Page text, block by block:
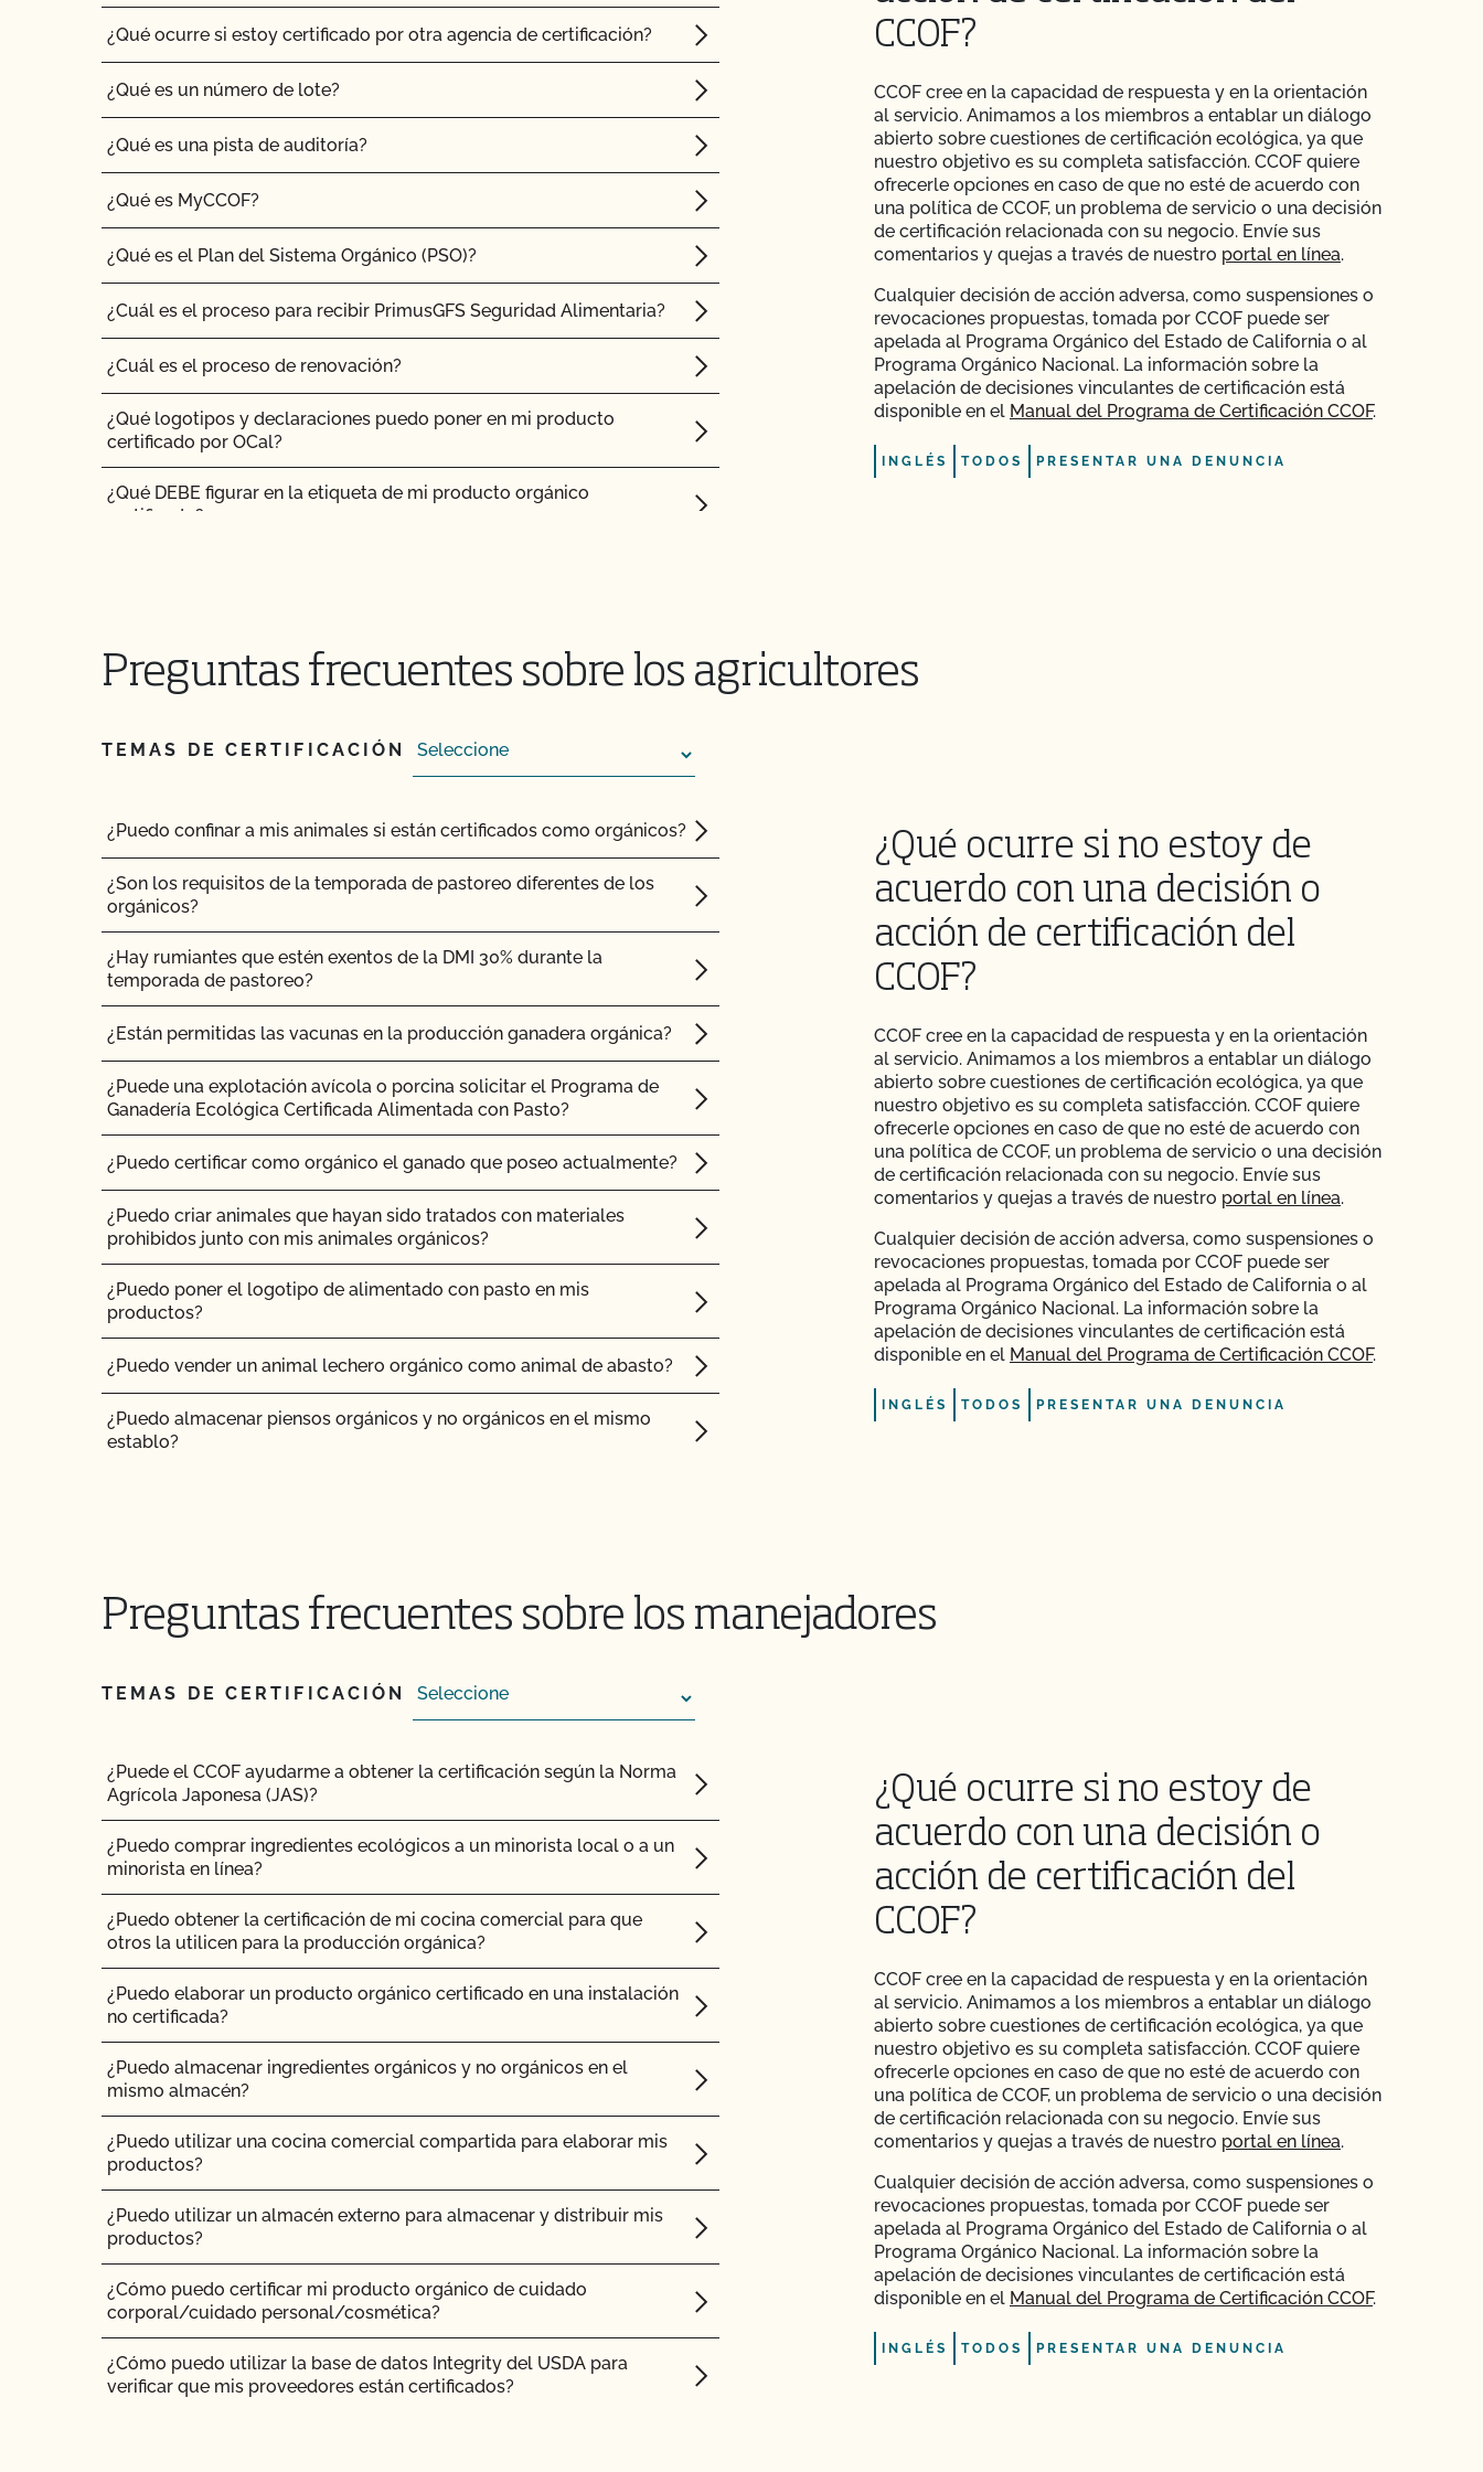
¿Qué ocurre si estoy certificado por otra agencia de certificación?
¿Qué es un número de lote?
¿Qué es una pista de auditoría?
¿Qué es MyCCOF?
¿Qué es el Plan del Sistema Orgánico (PSO)?
¿Cuál es el proceso para recibir PrimusGFS Seguridad Alimentaria?
¿Cuál es el proceso de renovación?
¿Qué logotipos y declaraciones puedo poner en mi producto
certificado por OCal?
¿Qué DEBE figurar en la etiqueta de mi producto orgánico
certificado?
el mantenimiento de registros?
¿Qué ocurrirá en mi inspección orgánica?
¿Qué/quién es la GFSI y por qué es importante?
¿Qué/quién es PrimusGFS?
¿Cuándo debo actualizar mi Plan de Sistema Orgánico (PSO)?
¿Qué norma Primus GFS es la mejor para mi empresa?
¿Quién puede solicitar la certificación OCal?
¿Quién debe inscribirse en el Programa Orgánico del Estado de
California (SOP)?
¿Por qué necesito una inspección orgánica?
¿Por qué debería certificarme con el CCOF?
CCOF?
CCOF cree en la capacidad de respuesta y en la orientación
al servicio. Animamos a los miembros a entablar un diálogo
abierto sobre cuestiones de certificación ecológica, ya que
nuestro objetivo es su completa satisfacción. CCOF quiere
ofrecerle opciones en caso de que no esté de acuerdo con
una política de CCOF, un problema de servicio o una decisión
de certificación relacionada con su negocio. Envíe sus
comentarios y quejas a través de nuestro portal en línea.
Cualquier decisión de acción adversa, como suspensiones o
revocaciones propuestas, tomada por CCOF puede ser
apelada al Programa Orgánico del Estado de California o al
Programa Orgánico Nacional. La información sobre la
apelación de decisiones vinculantes de certificación está
disponible en el Manual del Programa de Certificación CCOF.
INGLÉS TODOS PRESENTAR UNA DENUNCIA
Preguntas frecuentes sobre los agricultores
TEMAS DE CERTIFICACIÓN
¿Puedo confinar a mis animales si están certificados como orgánicos?
¿Son los requisitos de la temporada de pastoreo diferentes de los
orgánicos?
¿Hay rumiantes que estén exentos de la DMI 30% durante la
temporada de pastoreo?
¿Están permitidas las vacunas en la producción ganadera orgánica?
¿Puede una explotación avícola o porcina solicitar el Programa de
Ganadería Ecológica Certificada Alimentada con Pasto?
¿Puedo certificar como orgánico el ganado que poseo actualmente?
¿Puedo criar animales que hayan sido tratados con materiales
prohibidos junto con mis animales orgánicos?
¿Puedo poner el logotipo de alimentado con pasto en mis
productos?
¿Puedo vender un animal lechero orgánico como animal de abasto?
¿Puedo almacenar piensos orgánicos y no orgánicos en el mismo
establo?
¿Puedo utilizar antibióticos en mis animales y mantener su condición
orgánica?
¿Puedo utilizar cualquier matadero para procesar mis animales
¿Puedo utilizar compost?
¿Puedo utilizar antiparasitarios para tratar a los animales?
¿Puedo utilizar madera tratada para sustituir los postes de mi valla o
¿Puedo utilizar semillas tratadas?
¿Pueden pastar animales no ecológicos en tierras orgánicas?
¿Pueden los animales no orgánicos llegar a ser orgánicos?
¿Se puede dar pienso suplementario?
¿Es necesario que los complementos y aditivos para piensos tengan
certificación orgánica?
¿Tienen que ser orgánicos mis trasplantes?
¿Certifica el CCOF los productos de cáñamo?
¿Ofrece el CCOF la Certificación de Transición?
¿Qué ocurre si no estoy de
acuerdo con una decisión o
acción de certificación del
CCOF?
CCOF cree en la capacidad de respuesta y en la orientación
al servicio. Animamos a los miembros a entablar un diálogo
abierto sobre cuestiones de certificación ecológica, ya que
nuestro objetivo es su completa satisfacción. CCOF quiere
ofrecerle opciones en caso de que no esté de acuerdo con
una política de CCOF, un problema de servicio o una decisión
de certificación relacionada con su negocio. Envíe sus
comentarios y quejas a través de nuestro portal en línea.
Cualquier decisión de acción adversa, como suspensiones o
revocaciones propuestas, tomada por CCOF puede ser
apelada al Programa Orgánico del Estado de California o al
Programa Orgánico Nacional. La información sobre la
apelación de decisiones vinculantes de certificación está
disponible en el Manual del Programa de Certificación CCOF.
INGLÉS TODOS PRESENTAR UNA DENUNCIA
Preguntas frecuentes sobre los manejadores
TEMAS DE CERTIFICACIÓN
¿Puede el CCOF ayudarme a obtener la certificación según la Norma
Agrícola Japonesa (JAS)?
¿Puedo comprar ingredientes ecológicos a un minorista local o a un
minorista en línea?
¿Puedo obtener la certificación de mi cocina comercial para que
otros la utilicen para la producción orgánica?
¿Puedo elaborar un producto orgánico certificado en una instalación
no certificada?
¿Puedo almacenar ingredientes orgánicos y no orgánicos en el
mismo almacén?
¿Puedo utilizar una cocina comercial compartida para elaborar mis
productos?
¿Puedo utilizar un almacén externo para almacenar y distribuir mis
productos?
¿Cómo puedo certificar mi producto orgánico de cuidado
corporal/cuidado personal/cosmética?
¿Cómo puedo utilizar la base de datos Integrity del USDA para
verificar que mis proveedores están certificados?
¿Qué ocurre si no estoy de
acuerdo con una decisión o
acción de certificación del
CCOF?
CCOF cree en la capacidad de respuesta y en la orientación
al servicio. Animamos a los miembros a entablar un diálogo
abierto sobre cuestiones de certificación ecológica, ya que
nuestro objetivo es su completa satisfacción. CCOF quiere
ofrecerle opciones en caso de que no esté de acuerdo con
una política de CCOF, un problema de servicio o una decisión
de certificación relacionada con su negocio. Envíe sus
comentarios y quejas a través de nuestro portal en línea.
Cualquier decisión de acción adversa, como suspensiones o
revocaciones propuestas, tomada por CCOF puede ser
apelada al Programa Orgánico del Estado de California o al
Programa Orgánico Nacional. La información sobre la
apelación de decisiones vinculantes de certificación está
disponible en el Manual del Programa de Certificación CCOF.
INGLÉS TODOS PRESENTAR UNA DENUNCIA